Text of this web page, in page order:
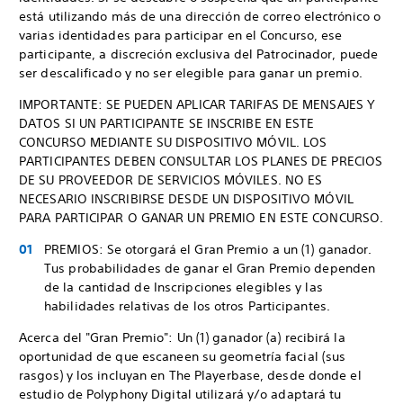
está utilizando más de una dirección de correo electrónico o
varias identidades para participar en el Concurso, ese
participante, a discreción exclusiva del Patrocinador, puede
ser descalificado y no ser elegible para ganar un premio.
IMPORTANTE: SE PUEDEN APLICAR TARIFAS DE MENSAJES Y
DATOS SI UN PARTICIPANTE SE INSCRIBE EN ESTE
CONCURSO MEDIANTE SU DISPOSITIVO MÓVIL. LOS
PARTICIPANTES DEBEN CONSULTAR LOS PLANES DE PRECIOS
DE SU PROVEEDOR DE SERVICIOS MÓVILES. NO ES
NECESARIO INSCRIBIRSE DESDE UN DISPOSITIVO MÓVIL
PARA PARTICIPAR O GANAR UN PREMIO EN ESTE CONCURSO.
PREMIOS: Se otorgará el Gran Premio a un (1) ganador.
Tus probabilidades de ganar el Gran Premio dependen
de la cantidad de Inscripciones elegibles y las
habilidades relativas de los otros Participantes.
Acerca del "Gran Premio": Un (1) ganador (a) recibirá la
oportunidad de que escaneen su geometría facial (sus
rasgos) y los incluyan en The Playerbase, desde donde el
estudio de Polyphony Digital utilizará y/o adaptará tu